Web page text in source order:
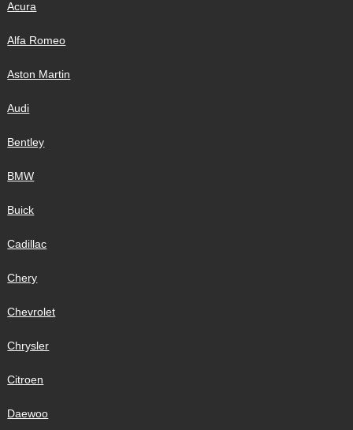
Acura
Alfa Romeo
Aston Martin
Audi
Bentley
BMW
Buick
Cadillac
Chery
Chevrolet
Chrysler
Citroen
Daewoo